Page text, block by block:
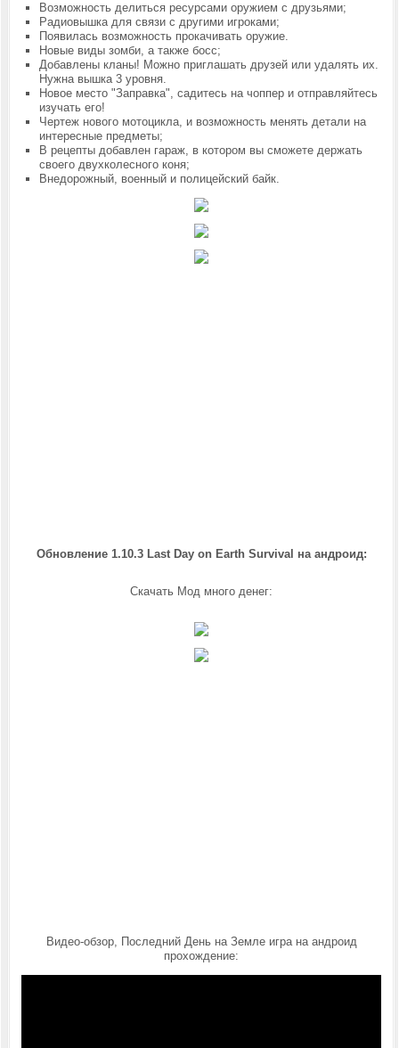
Возможность делиться ресурсами оружием с друзьями;
Радиовышка для связи с другими игроками;
Появилась возможность прокачивать оружие.
Новые виды зомби, а также босс;
Добавлены кланы! Можно приглашать друзей или удалять их.
Нужна вышка 3 уровня.
Новое место "Заправка", садитесь на чоппер и отправляйтесь
изучать его!
Чертеж нового мотоцикла, и возможность менять детали на
интересные предметы;
В рецепты добавлен гараж, в котором вы сможете держать
своего двухколесного коня;
Внедорожный, военный и полицейский байк.
Обновление 1.10.3 Last Day on Earth Survival на андроид:
Скачать Мод много денег:
Видео-обзор, Последний День на Земле игра на андроид
прохождение: